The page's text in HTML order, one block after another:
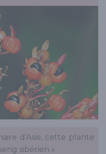
d’Asie, cette plante
sibérien »